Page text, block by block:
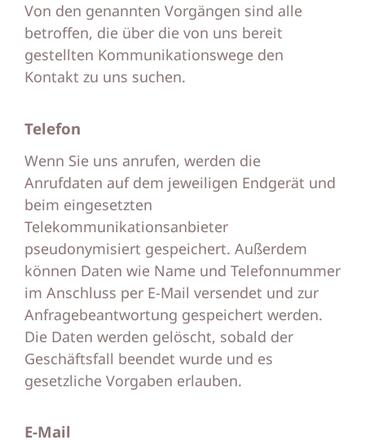
Von den genannten Vorgängen sind alle
betroffen, die über die von uns bereit
gestellten Kommunikationswege den
Kontakt zu uns suchen.
Telefon
Wenn Sie uns anrufen, werden die
Anrufdaten auf dem jeweiligen Endgerät und
beim eingesetzten
Telekommunikationsanbieter
pseudonymisiert gespeichert. Außerdem
können Daten wie Name und Telefonnummer
im Anschluss per E-Mail versendet und zur
Anfragebeantwortung gespeichert werden.
Die Daten werden gelöscht, sobald der
Geschäftsfall beendet wurde und es
gesetzliche Vorgaben erlauben.
E-Mail